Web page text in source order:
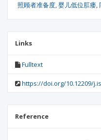
照顾者准备度 婴儿低位肛瘘
Links
Fulltext
https://doi.org/10.12209/
Reference